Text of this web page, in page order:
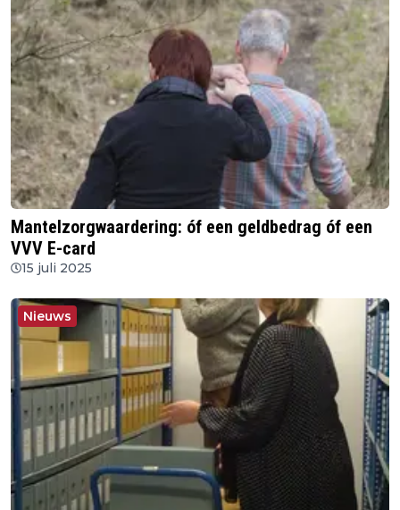
Mantelzorgwaardering: óf een geldbedrag óf een
VVV E-card
15 juli 2025
Nieuws